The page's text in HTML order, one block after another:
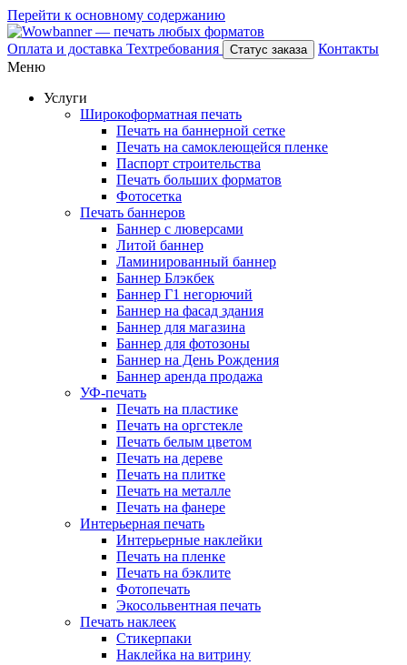
Перейти к основному содержанию
Оплата и доставка Техтребования Статус заказа
Контакты
Меню
Услуги
Широкоформатная печать
Печать на баннерной сетке
Печать на самоклеющейся пленке
Паспорт строительства
Печать больших форматов
Фотосетка
Печать баннеров
Баннер с люверсами
Литой баннер
Ламинированный баннер
Баннер Блэкбек
Баннер Г1 негорючий
Баннер на фасад здания
Баннер для магазина
Баннер для фотозоны
Баннер на День Рождения
Баннер аренда продажа
УФ-печать
Печать на пластике
Печать на оргстекле
Печать белым цветом
Печать на дереве
Печать на плитке
Печать на металле
Печать на фанере
Интерьерная печать
Интерьерные наклейки
Печать на пленке
Печать на бэклите
Фотопечать
Экосольвентная печать
Печать наклеек
Стикерпаки
Наклейка на витрину